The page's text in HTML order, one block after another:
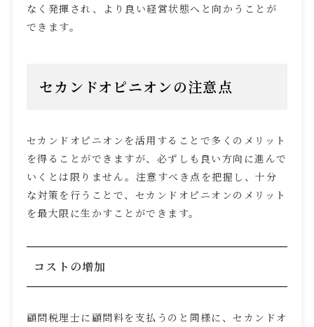
なく発揮され、より良い経営状態へと向かうことが
できます。
セカンドオピニオンの注意点
セカンドオピニオンを活用することで多くのメリット
を得ることができますが、必ずしも良い方向に進んで
いくとは限りません。注意すべき点を把握し、十分
な対策を行うことで、セカンドオピニオンのメリット
を最大限に生かすことができます。
コストの増加
顧問税理士に顧問料を支払うのと同様に、セカンドオ